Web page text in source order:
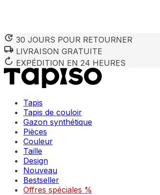
30 JOURS POUR RETOURNER
LIVRAISON GRATUITE
EXPÉDITION EN 24 HEURES
Tapis
Tapis de couloir
Gazon synthétique
Pièces
Couleur
Taille
Design
Nouveau
Bestseller
Offres spéciales %